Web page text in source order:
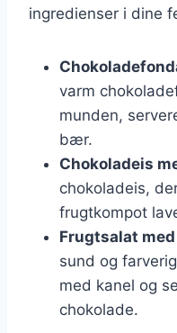
ingredienser i dine
varm
munden,
bær.
Chokoladeis
chokoladeis,
frugtkompot
Frugtsalat
sund og
med kanel og
chokolade.